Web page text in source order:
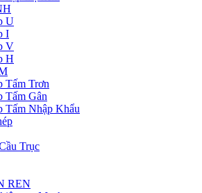
U
I
V
H
Tấm Trơn
Tấm Gân
Tấm Nhập Khẩu
Trục
REN